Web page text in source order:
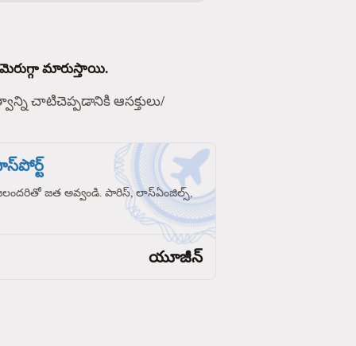
మారుస్తాయి.
చాటిచెప్పడానికి ఆసక్తులు/
జత అవ్వండి. పారిస్, లాస్‌ఏంజిల్స్,
యూజీన్